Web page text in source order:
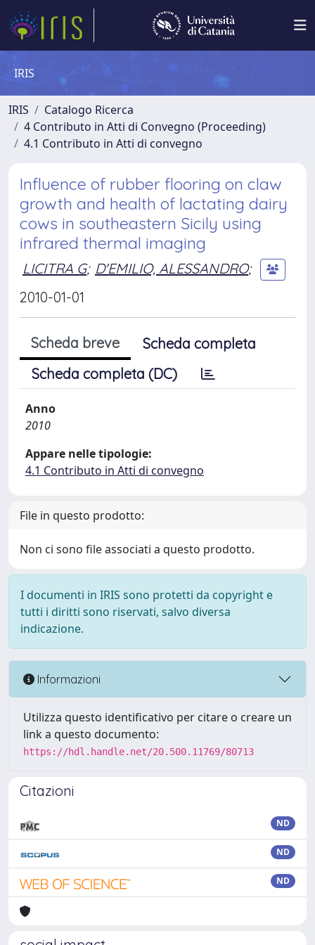
IRIS
IRIS
Catalogo Ricerca
4 Contributo in Atti di Convegno (Proceeding)
4.1 Contributo in Atti di convegno
Influence of rubber flooring on claw
growth and health of lactating dairy
cows in southeastern Sicily using
infrared thermal imaging
LICITRA G; D'EMILIO, ALESSANDRO;
2010-01-01
Scheda breve
Scheda completa
Scheda completa (DC)
Anno
2010
Appare nelle tipologie:
4.1 Contributo in Atti di convegno
File in questo prodotto:
Non ci sono file associati a questo prodotto.
I documenti in IRIS sono protetti da copyright e
tutti i diritti sono riservati, salvo diversa
indicazione.
Informazioni
Utilizza questo identificativo per citare o creare un
link a questo documento:
https://hdl.handle.net/20.500.11769/80713
Citazioni
ND
ND
ND